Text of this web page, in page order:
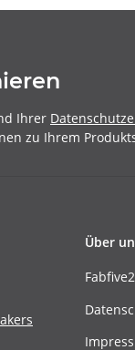
Ihrer
zu Ihrem
Über